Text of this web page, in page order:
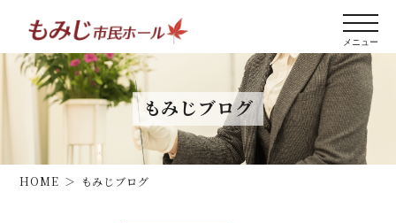
もみじブログ
HOME もみじブログ